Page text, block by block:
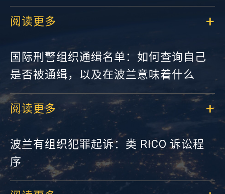
阅读更多
国际刑警组织通缉名单：如何查询自己
是否被通缉，以及在波兰意味着什么
阅读更多
波兰有组织犯罪起诉：类 RICO 诉讼程
序